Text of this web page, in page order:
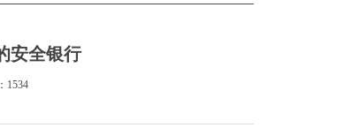
安全银行
1534